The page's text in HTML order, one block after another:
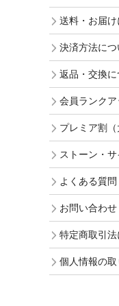
送料・お届け
決済方法につ
返品・交換に
会員ランク
プレミア割
ストーン・
よくある質問
お問い合わせ
特定商取引
個人情報の